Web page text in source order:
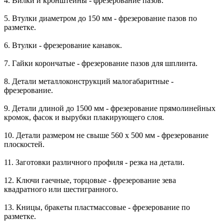
5. Втулки диаметром до 150 мм - фрезерование пазов по
разметке.
6. Втулки - фрезерование канавок.
7. Гайки корончатые - фрезерование пазов для шплинта.
8. Детали металлоконструкций малогабаритные -
фрезерование.
9. Детали длиной до 1500 мм - фрезерование прямолинейных
кромок, фасок и вырубки плакирующего слоя.
10. Детали размером не свыше 560 x 500 мм - фрезерование
плоскостей.
11. Заготовки различного профиля - резка на детали.
12. Ключи гаечные, торцовые - фрезерование зева
квадратного или шестигранного.
13. Кницы, бракеты пластмассовые - фрезерование по
разметке.